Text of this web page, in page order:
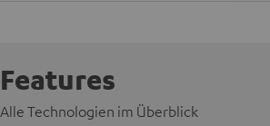
Features
Alle Technologien im Überblick